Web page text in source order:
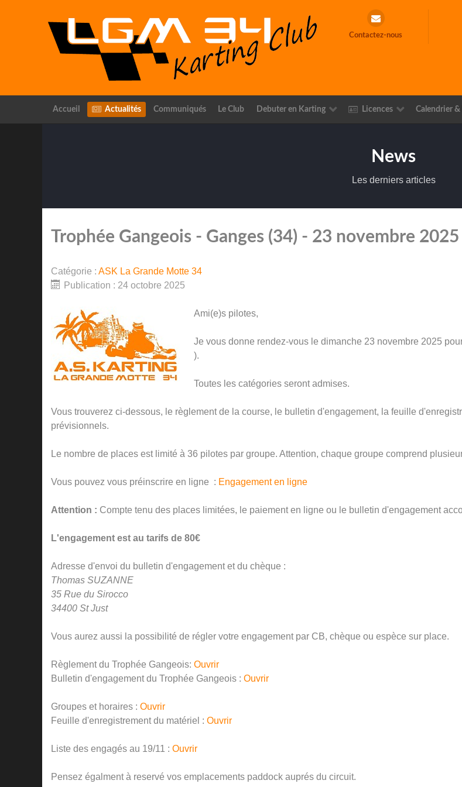
Contactez-nous
Accueil Actualités Communiqués Le Club Debuter en Karting Licences Calendrier &
News
Les derniers articles
Trophée Gangeois - Ganges (34) - 23 novembre 2025
Catégorie : ASK La Grande Motte 34
Publication : 24 octobre 2025
Ami(e)s pilotes,
Je vous donne rendez-vous le dimanche 23 novembre 2025
).
Toutes les catégories seront admises.
Vous trouverez ci-dessous, le règlement de la course, le bulletin d'engagement, la feuille
prévisionnels.
Le nombre de places est limité à 36 pilotes par groupe. Attention, chaque groupe comprend
Vous pouvez vous préinscrire en ligne : Engagement en ligne
Attention : Compte tenu des places limitées, le paiement en ligne ou le bulletin d'engagement
L'engagement est au tarifs de 80€
Adresse d'envoi du bulletin d'engagement et du chèque :
Thomas SUZANNE
35 Rue du Sirocco
34400 St Just
Vous aurez aussi la possibilité de régler votre engagement par CB, chèque ou espèce sur place.
Règlement du Trophée Gangeois: Ouvrir
Bulletin d'engagement du Trophée Gangeois : Ouvrir
Groupes et horaires : Ouvrir
Feuille d'enregistrement du matériel : Ouvrir
Liste des engagés au 19/11 : Ouvrir
Pensez égalment à reservé vos emplacements paddock auprés du circuit.